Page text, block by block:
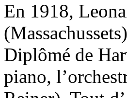
En 1918,
Diplômé de
piano,